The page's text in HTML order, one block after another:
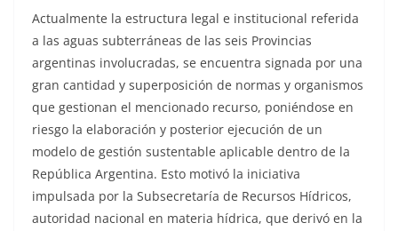
Actualmente la estructura legal e institucional referida
a las aguas subterráneas de las seis Provincias
argentinas involucradas, se encuentra signada por una
gran cantidad y superposición de normas y organismos
que gestionan el mencionado recurso, poniéndose en
riesgo la elaboración y posterior ejecución de un
modelo de gestión sustentable aplicable dentro de la
República Argentina. Esto motivó la iniciativa
impulsada por la Subsecretaría de Recursos Hídricos,
autoridad nacional en materia hídrica, que derivó en la